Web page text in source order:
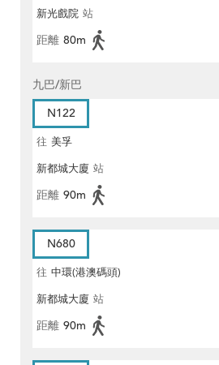
新光戲院 站
距離 80m
九巴/新巴
N122
往 美孚
新都城大廈 站
距離 90m
N680
往 中環(港澳碼頭)
新都城大廈 站
距離 90m